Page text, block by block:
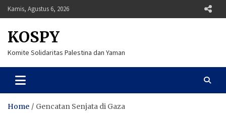
Skip
to
Kamis, Agustus 6, 2026
KOSPY
Komite Solidaritas Palestina dan Yaman
Home Gencatan Senjata di Gaza